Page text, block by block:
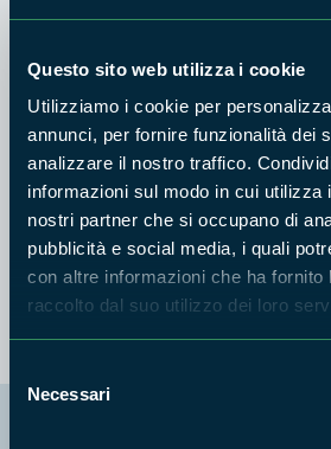
Questo sito web utilizza i cookie
Utilizziamo i cookie per
annunci, per fornire funzionalità dei
analizzare il nostro traffico.
informazioni sul modo in cui utilizza
nostri partner che si occupano di
pubblicità e social media, i quali
con altre informazioni che ha fornito
raccolto dal suo utilizzo dei loro
delNecessari
PARCO MONTI
Progetto
Anno 2022
Biodiversità